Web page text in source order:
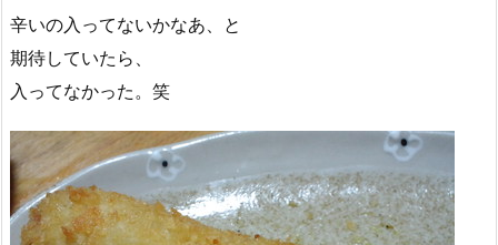
辛いの入ってないかなあ、と
期待していたら、
入ってなかった。笑